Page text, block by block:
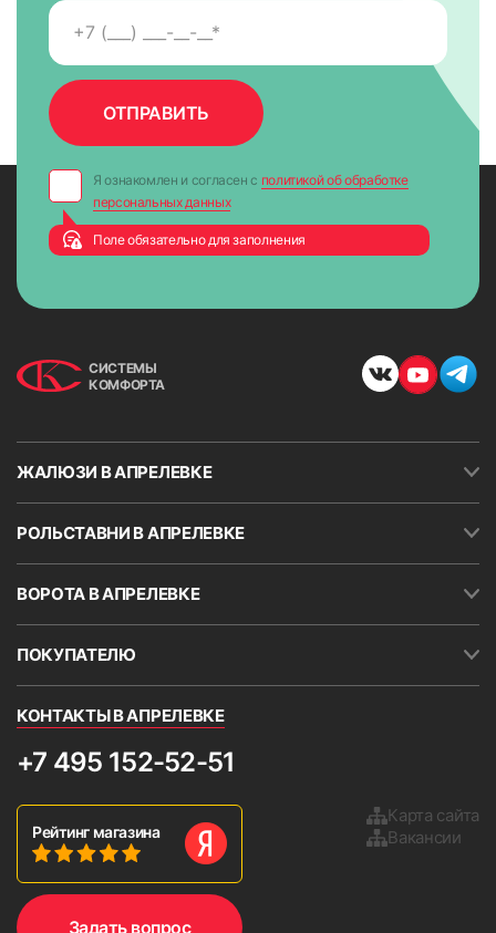
Я ознакомлен и согласен с политикой об обработке
персональных данных
Поле обязательно для заполнения
СИСТЕМЫ
КОМФОРТА
ЖАЛЮЗИ В АПРЕЛЕВКЕ
РОЛЬСТАВНИ В АПРЕЛЕВКЕ
ВОРОТА В АПРЕЛЕВКЕ
ПОКУПАТЕЛЮ
КОНТАКТЫ В АПРЕЛЕВКЕ
+7 495 152-52-51
Рейтинг магазина
Карта сайта
Вакансии
Задать вопрос